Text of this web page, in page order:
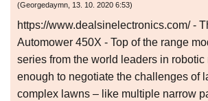
(Georgedaymn, 13. 10. 2020 6:53)
https://www.dealsinelectronics.com/ -
Automower 450X - Top of the range
series from the world leaders in robotic
enough to negotiate the challenges of
complex lawns – like multiple narrow